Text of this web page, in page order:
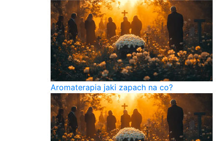
Aromaterapia jaki zapach na co?